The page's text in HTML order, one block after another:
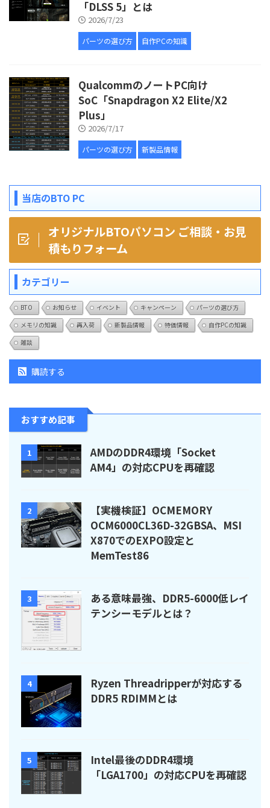
「DLSS 5」とは
2026/7/23
パーツの選び方 自作PCの知識
QualcommのノートPC向け
SoC「Snapdragon X2 Elite/X2
Plus」
2026/7/17
パーツの選び方 新製品情報
当店のBTO PC
オリジナルBTOパソコン ご相談・お見
積もりフォーム
カテゴリー
BTO お知らせ イベント キャンペーン
パーツの選び方
メモリの知識
再入荷 新製品情報 特価情報
自作PCの知識
雑談
購読する
おすすめ記事
1
AMDのDDR4環境「Socket
AM4」の対応CPUを再確認
2
【実機検証】OCMEMORY
OCM6000CL36D-32GBSA、MSI
X870でのEXPO設定と
MemTest86
3
ある意味最強、DDR5-6000低レイ
テンシーモデルとは？
4
Ryzen Threadripperが対応する
DDR5 RDIMMとは
5
Intel最後のDDR4環境
「LGA1700」の対応CPUを再確認